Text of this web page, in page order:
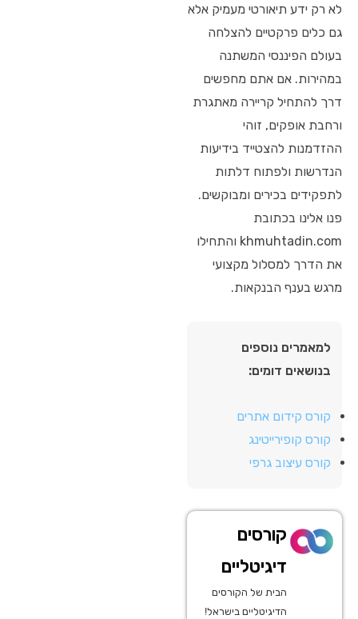
לא רק ידע תיאורטי מעמיק אלא
גם כלים פרקטיים להצלחה
בעולם הפיננסי המשתנה
במהירות. אם אתם מחפשים
דרך להתחיל קריירה מאתגרת
ורחבת אופקים, זוהי
ההזדמנות להצטייד בידיעות
הנדרשות ולפתוח דלתות
לתפקידים בכירים ומבוקשים.
פנו אלינו בכתובת
khmuhtadin.com והתחילו
את הדרך למסלול מקצועי
מרגש בענף הבנקאות.
למאמרים נוספים
בנושאים דומים:
קורס קידום אתרים
קורס קופירייטינג
קורס עיצוב גרפי
קורסים
דיגיטליים
הבית של הקורסים
הדיגיטליים בישראל!